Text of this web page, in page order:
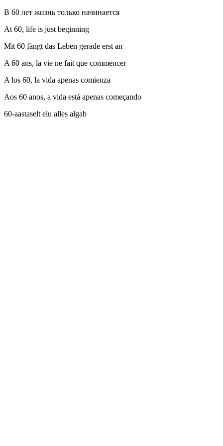
В 60 лет жизнь только начинается
At 60, life is just beginning
Mit 60 fängt das Leben gerade erst an
A 60 ans, la vie ne fait que commencer
A los 60, la vida apenas comienza
Aos 60 anos, a vida está apenas começando
60-aastaselt elu alles algab